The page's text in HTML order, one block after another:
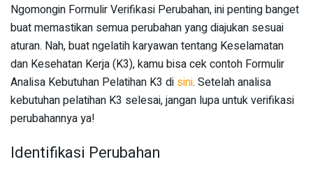
Ngomongin Formulir Verifikasi Perubahan, ini penting banget
buat memastikan semua perubahan yang diajukan sesuai
aturan. Nah, buat ngelatih karyawan tentang Keselamatan
dan Kesehatan Kerja (K3), kamu bisa cek contoh Formulir
Analisa Kebutuhan Pelatihan K3 di sini. Setelah analisa
kebutuhan pelatihan K3 selesai, jangan lupa untuk verifikasi
perubahannya ya!
Identifikasi Perubahan